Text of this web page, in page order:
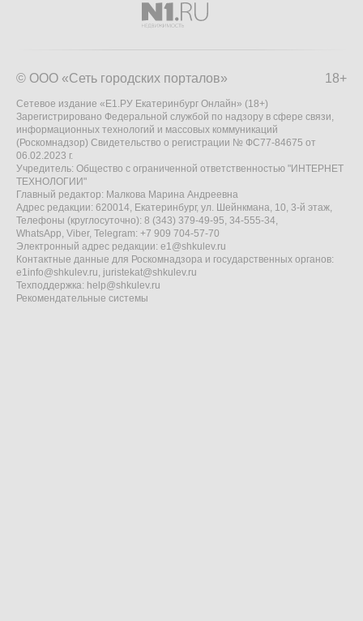
18+
© ООО «Сеть городских порталов»
Сетевое издание «Е1.РУ Екатеринбург Онлайн» (18+)
Зарегистрировано Федеральной службой по надзору в сфере связи,
информационных технологий и массовых коммуникаций
(Роскомнадзор) Свидетельство о регистрации № ФС77-84675 от
06.02.2023 г.
Учредитель: Общество с ограниченной ответственностью "ИНТЕРНЕТ
ТЕХНОЛОГИИ"
Главный редактор: Малкова Марина Андреевна
Адрес редакции: 620014, Екатеринбург, ул. Шейнкмана, 10, 3-й этаж,
Телефоны (круглосуточно): 8 (343) 379-49-95, 34-555-34,
WhatsApp, Viber, Telegram: +7 909 704-57-70
Электронный адрес редакции: e1@shkulev.ru
Контактные данные для Роскомнадзора и государственных органов:
e1info@shkulev.ru, juristekat@shkulev.ru
Техподдержка: help@shkulev.ru
Рекомендательные системы